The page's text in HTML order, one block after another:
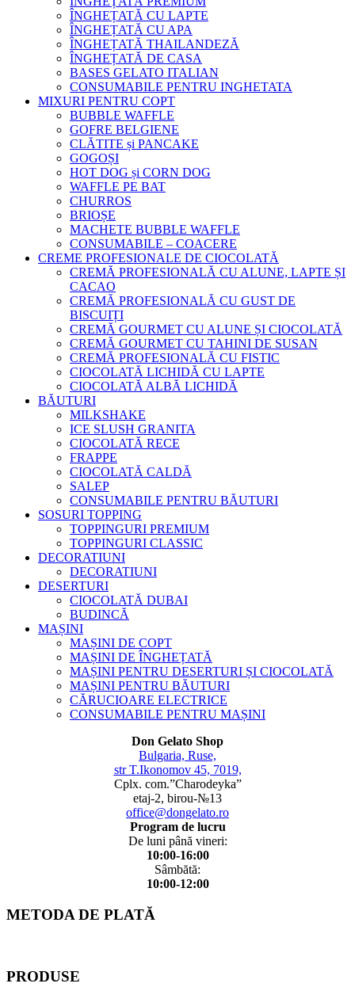
ÎNGHEȚATĂ CU LAPTE
ÎNGHEȚATĂ CU APA
ÎNGHEȚATĂ THAILANDEZĂ
ÎNGHEȚATĂ DE CASA
BASES GELATO ITALIAN
CONSUMABILE PENTRU INGHETATA
MIXURI PENTRU COPT
BUBBLE WAFFLE
GOFRE BELGIENE
CLĂTITE și PANCAKE
GOGOȘI
HOT DOG și CORN DOG
WAFFLE PE BAT
CHURROS
BRIOȘE
MACHETE BUBBLE WAFFLE
CONSUMABILE – COACERE
CREME PROFESIONALE DE CIOCOLATĂ
CREMĂ PROFESIONALĂ CU ALUNE, LAPTE ȘI
CACAO
CREMĂ PROFESIONALĂ CU GUST DE
BISCUIȚI
CREMĂ GOURMET CU ALUNE ȘI CIOCOLATĂ
CREMĂ GOURMET CU TAHINI DE SUSAN
CREMĂ PROFESIONALĂ CU FISTIC
CIOCOLATĂ LICHIDĂ CU LAPTE
CIOCOLATĂ ALBĂ LICHIDĂ
BĂUTURI
MILKSHAKE
ICE SLUSH GRANITA
CIOCOLATĂ RECE
FRAPPE
CIOCOLATĂ CALDĂ
SALEP
CONSUMABILE PENTRU BĂUTURI
SOSURI TOPPING
TOPPINGURI PREMIUM
TOPPINGURI CLASSIC
DECORATIUNI
DECORATIUNI
DESERTURI
CIOCOLATĂ DUBAI
BUDINCĂ
MAȘINI
MAȘINI DE COPT
MAȘINI DE ÎNGHEȚATĂ
MAȘINI PENTRU DESERTURI ȘI CIOCOLATĂ
MAȘINI PENTRU BĂUTURI
CĂRUCIOARE ELECTRICE
CONSUMABILE PENTRU MAȘINI
Don Gelato Shop
Bulgaria, Ruse,
str T.Ikonomov 45, 7019,
Cplx. com.”Charodeyka”
etaj-2, birou-№13
office@dongelato.ro
Program de lucru
De luni până vineri:
10:00-16:00
Sâmbătă:
10:00-12:00
METODA DE PLATĂ
PRODUSE